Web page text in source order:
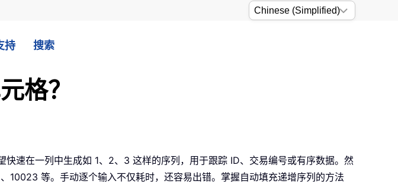
持 搜索
格？
速在一列中生成如 1、2、3 这样的序列，用于跟踪 ID、交易编号或有序数据。然
10023 等。手动逐个输入不仅耗时，还容易出错。掌握自动填充递增序列的方法